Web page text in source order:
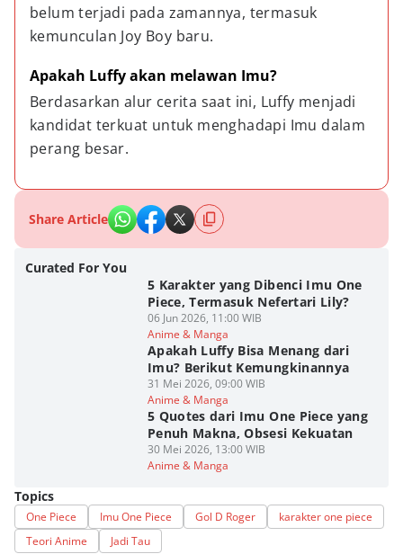
belum terjadi pada zamannya, termasuk
kemunculan Joy Boy baru.
Apakah Luffy akan melawan Imu?
Berdasarkan alur cerita saat ini, Luffy menjadi
kandidat terkuat untuk menghadapi Imu dalam
perang besar.
Share Article
Curated For You
5 Karakter yang Dibenci Imu One
Piece, Termasuk Nefertari Lily?
06 Jun 2026, 11:00 WIB
Anime & Manga
Apakah Luffy Bisa Menang dari
Imu? Berikut Kemungkinannya
31 Mei 2026, 09:00 WIB
Anime & Manga
5 Quotes dari Imu One Piece yang
Penuh Makna, Obsesi Kekuatan
30 Mei 2026, 13:00 WIB
Anime & Manga
Topics
One Piece Imu One Piece Gol D Roger
karakter one piece
Teori Anime
Jadi Tau